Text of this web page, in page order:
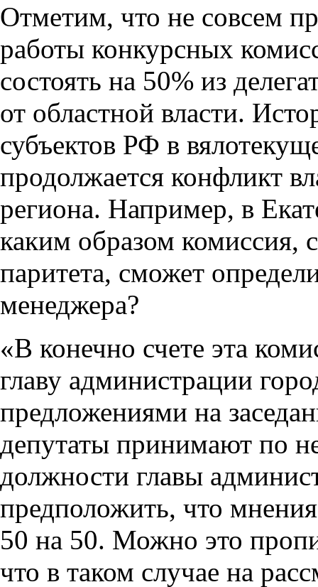
Отметим, что не совсем
работы конкурсных
состоять на 50% из
от областной власти.
субъектов РФ в
продолжается конфликт
региона. Например, в
каким образом комиссия,
паритета, сможет
менеджера?
«В конечно счете эта
главу администрации
предложениями на
депутаты принимают по
должности главы
предположить, что
50 на 50. Можно это
что в таком случае на